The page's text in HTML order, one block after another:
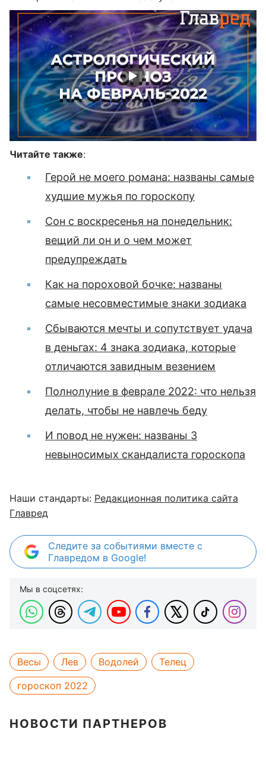
Читайте также:
Герой не моего романа: названы самые
худшие мужья по гороскопу
Сон с воскресенья на понедельник:
вещий ли он и о чем может
предупреждать
Как на пороховой бочке: названы
самые несовместимые знаки зодиака
Сбываются мечты и сопутствует удача
в деньгах: 4 знака зодиака, которые
отличаются завидным везением
Полнолуние в феврале 2022: что нельзя
делать, чтобы не навлечь беду
И повод не нужен: названы 3
невыносимых скандалиста гороскопа
Наши стандарты: Редакционная политика сайта
Главред
Следите за событиями вместе с
Главредом в Google!
Мы в соцсетях:
Весы Лев Водолей
Телец
гороскоп 2022
НОВОСТИ ПАРТНЕРОВ